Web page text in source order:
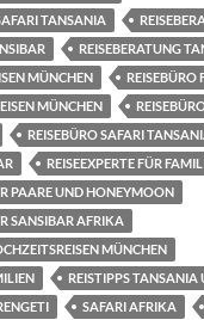
TANSANIA
REISEBERATUNG
MÜNCHEN
REISEBÜRO
MÜNCHEN
REISEBÜRO SAFARI
REISEEXPERTE FÜR
PAARE UND HONEYMOON
SANSIBAR AFRIKA
MÜNCHEN
REISTIPPS TANSANIA
SAFARI AFRIKA